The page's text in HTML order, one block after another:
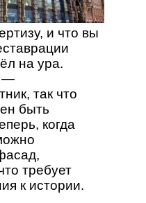
и что вы
на ура.
—
так что
быть
когда
требует
к истории.